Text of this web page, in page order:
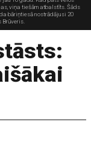
viņa tiešām atbalstīts. Šāds
bāriņtiesā nostrādājusi 20
Brūveris.